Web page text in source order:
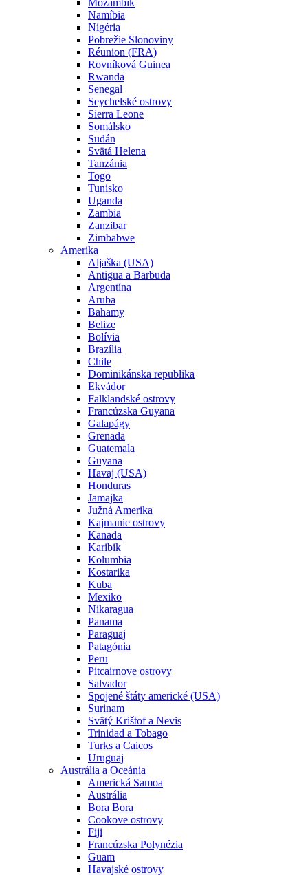
Mozambik
Namíbia
Nigéria
Pobrežie Slonoviny
Réunion (FRA)
Rovníková Guinea
Rwanda
Senegal
Seychelské ostrovy
Sierra Leone
Somálsko
Sudán
Svätá Helena
Tanzánia
Togo
Tunisko
Uganda
Zambia
Zanzibar
Zimbabwe
Amerika
Aljaška (USA)
Antigua a Barbuda
Argentína
Aruba
Bahamy
Belize
Bolívia
Brazília
Chile
Dominikánska republika
Ekvádor
Falklandské ostrovy
Francúzska Guyana
Galapágy
Grenada
Guatemala
Guyana
Havaj (USA)
Honduras
Jamajka
Južná Amerika
Kajmanie ostrovy
Kanada
Karibik
Kolumbia
Kostarika
Kuba
Mexiko
Nikaragua
Panama
Paraguaj
Patagónia
Peru
Pitcairnove ostrovy
Salvador
Spojené štáty americké (USA)
Surinam
Svätý Krištof a Nevis
Trinidad a Tobago
Turks a Caicos
Uruguaj
Austrália a Oceánia
Americká Samoa
Austrália
Bora Bora
Cookove ostrovy
Fiji
Francúzska Polynézia
Guam
Havajské ostrovy